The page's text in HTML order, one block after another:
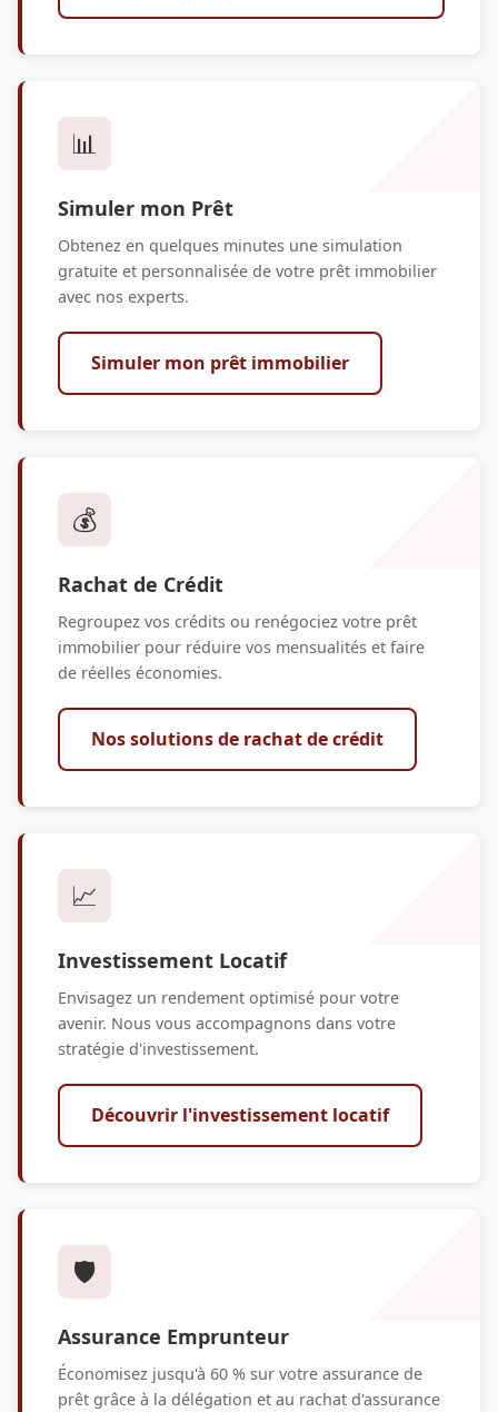
📊
Simuler mon Prêt
Obtenez en quelques minutes une simulation
gratuite et personnalisée de votre prêt immobilier
avec nos experts.
Simuler mon prêt immobilier
💰
Rachat de Crédit
Regroupez vos crédits ou renégociez votre prêt
immobilier pour réduire vos mensualités et faire
de réelles économies.
Nos solutions de rachat de crédit
📈
Investissement Locatif
Envisagez un rendement optimisé pour votre
avenir. Nous vous accompagnons dans votre
stratégie d'investissement.
Découvrir l'investissement locatif
🛡️
Assurance Emprunteur
Économisez jusqu'à 60 % sur votre assurance de
prêt grâce à la délégation et au rachat d'assurance